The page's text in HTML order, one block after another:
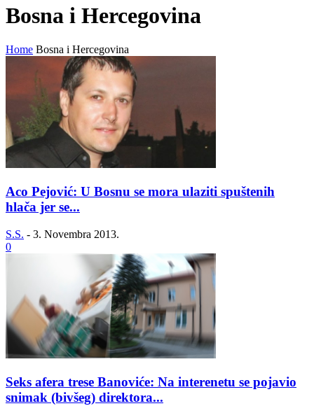
Bosna i Hercegovina
Home Bosna i Hercegovina
Aco Pejović: U Bosnu se mora ulaziti spuštenih
hlača jer se...
S.S. - 3. Novembra 2013.
0
Seks afera trese Banoviće: Na interenetu se pojavio
snimak (bivšeg) direktora...